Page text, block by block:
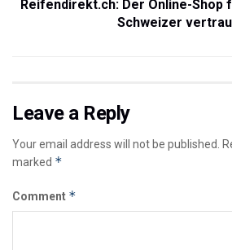
Reifendirekt.ch: Der Online-Shop
Schweizer
Leave a Reply
Your email address will not be published.
marked *
Comment *